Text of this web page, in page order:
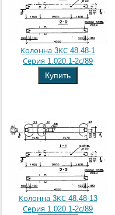
Колонна 3КС 48.48-1
Серия 1.020.1-2с/89
Купить
Колонна 3КС 48.48-13
Серия 1.020.1-2с/89